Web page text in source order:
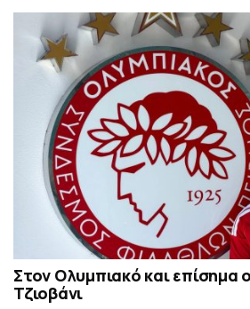
Στον Ολυμπιακό και επίσημα
Τζιοβάνι